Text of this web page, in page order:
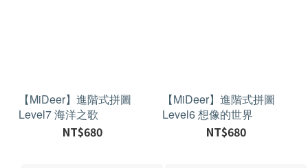
【MiDeer】進階式拼圖
Level7 海洋之歌
NT$680
【MiDeer】進階式拼圖
Level6 想像的世界
NT$680